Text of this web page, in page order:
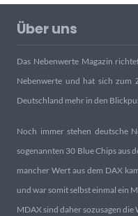
Über uns
Das Nebenwerte Magazin
Nebenwerte und hat sich zum
Deutschland mehr in den
Noch immer stehen deutsche
sogenannten 30 Blue Chips aus
mancher Wert aus dem DAX
und war somit selbst einmal ein
MDAX sind daher sozusagen die